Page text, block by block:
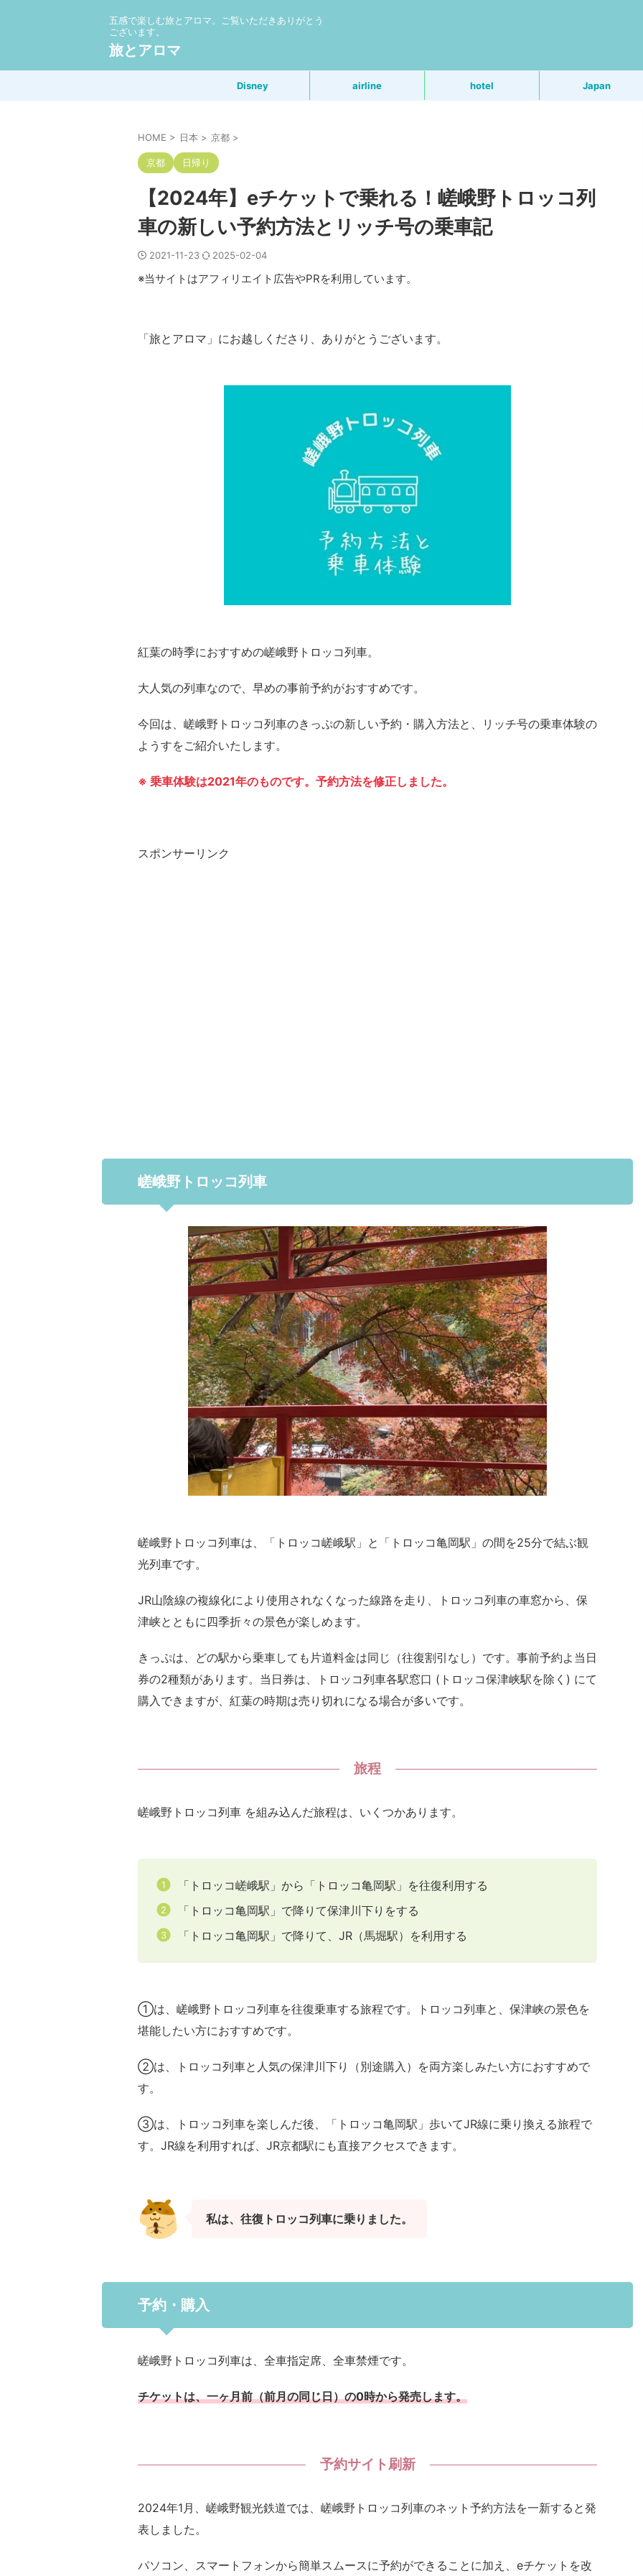
五感で楽しむ旅とアロマ。ご覧いただきありがとう
ございます。
旅とアロマ
Disney airline hotel Japan
HOME > 日本 > 京都 >
京都 日帰り
【2024年】eチケットで乗れる！嵯峨野トロッコ列
車の新しい予約方法とリッチ号の乗車記
2021-11-23 2025-02-04
※当サイトはアフィリエイト広告やPRを利用しています。
「旅とアロマ」にお越しくださり、ありがとうございます。
紅葉の時季におすすめの嵯峨野トロッコ列車。
大人気の列車なので、早めの事前予約がおすすめです。
今回は、嵯峨野トロッコ列車のきっぷの新しい予約・購入方法と、リッチ号の乗車体験の
ようすをご紹介いたします。
※ 乗車体験は2021年のものです。予約方法を修正しました。
スポンサーリンク
嵯峨野トロッコ列車
嵯峨野トロッコ列車は、「トロッコ嵯峨駅」と「トロッコ亀岡駅」の間を25分で結ぶ観
光列車です。
JR山陰線の複線化により使用されなくなった線路を走り、トロッコ列車の車窓から、保
津峡とともに四季折々の景色が楽しめます。
きっぷは、どの駅から乗車しても片道料金は同じ（往復割引なし）です。事前予約よ当日
券の2種類があります。当日券は、トロッコ列車各駅窓口 (トロッコ保津峡駅を除く) にて
購入できますが、紅葉の時期は売り切れになる場合が多いです。
旅程
嵯峨野トロッコ列車 を組み込んだ旅程は、いくつかあります。
「トロッコ嵯峨駅」から「トロッコ亀岡駅」を往復利用する
「トロッコ亀岡駅」で降りて保津川下りをする
「トロッコ亀岡駅」で降りて、JR（馬堀駅）を利用する
①は、嵯峨野トロッコ列車を往復乗車する旅程です。トロッコ列車と、保津峡の景色を
堪能したい方におすすめです。
②は、トロッコ列車と人気の保津川下り（別途購入）を両方楽しみたい方におすすめで
す。
③は、トロッコ列車を楽しんだ後、「トロッコ亀岡駅」歩いてJR線に乗り換える旅程で
す。JR線を利用すれば、JR京都駅にも直接アクセスできます。
私は、往復トロッコ列車に乗りました。
予約・購入
嵯峨野トロッコ列車は、全車指定席、全車禁煙です。
チケットは、一ヶ月前（前月の同じ日）の0時から発売します。
予約サイト刷新
2024年1月、嵯峨野観光鉄道では、嵯峨野トロッコ列車のネット予約方法を一新すると発
表しました。
パソコン、スマートフォンから簡単スムースに予約ができることに加え、eチケットを改